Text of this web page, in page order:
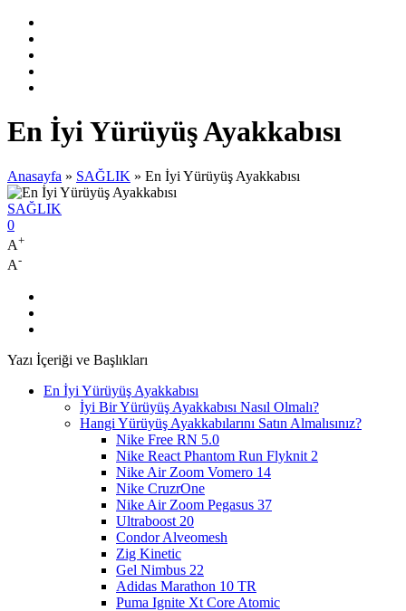
En İyi Yürüyüş Ayakkabısı
Anasayfa » SAĞLIK » En İyi Yürüyüş Ayakkabısı
SAĞLIK
0
A+
A-
Yazı İçeriği ve Başlıkları
En İyi Yürüyüş Ayakkabısı
İyi Bir Yürüyüş Ayakkabısı Nasıl Olmalı?
Hangi Yürüyüş Ayakkabılarını Satın Almalısınız?
Nike Free RN 5.0
Nike React Phantom Run Flyknit 2
Nike Air Zoom Vomero 14
Nike CruzrOne
Nike Air Zoom Pegasus 37
Ultraboost 20
Condor Alveomesh
Zig Kinetic
Gel Nimbus 22
Adidas Marathon 10 TR
Puma Ignite Xt Core Atomic